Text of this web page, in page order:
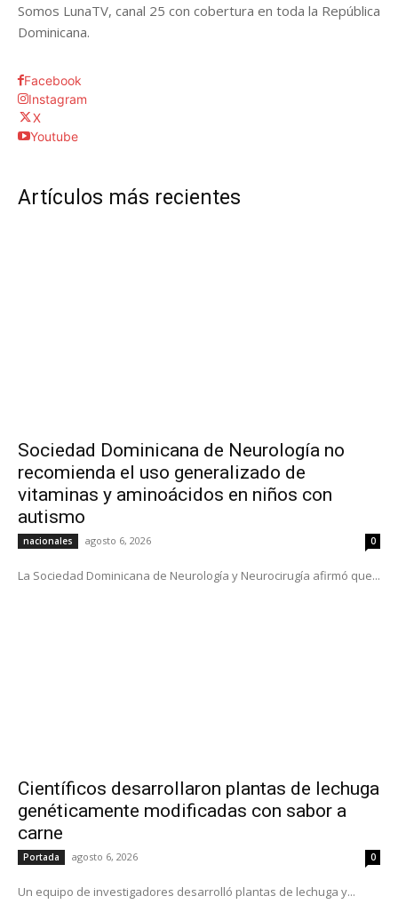
Somos LunaTV, canal 25 con cobertura en toda la República
Dominicana.
Facebook
Instagram
X
Youtube
Artículos más recientes
Sociedad Dominicana de Neurología no
recomienda el uso generalizado de
vitaminas y aminoácidos en niños con
autismo
nacionales agosto 6, 2026 0
La Sociedad Dominicana de Neurología y Neurocirugía afirmó que...
Científicos desarrollaron plantas de lechuga
genéticamente modificadas con sabor a
carne
Portada agosto 6, 2026 0
Un equipo de investigadores desarrolló plantas de lechuga y...